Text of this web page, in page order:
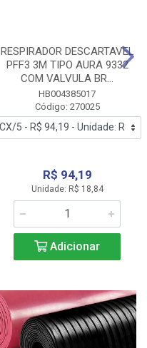
RESPIRADOR DESCARTAVEL
PFF3 3M TIPO AURA 9332
COM VALVULA BR...
HB004385017
Código: 270025
R$ 94,19
Unidade: R$ 18,84
Adicionar